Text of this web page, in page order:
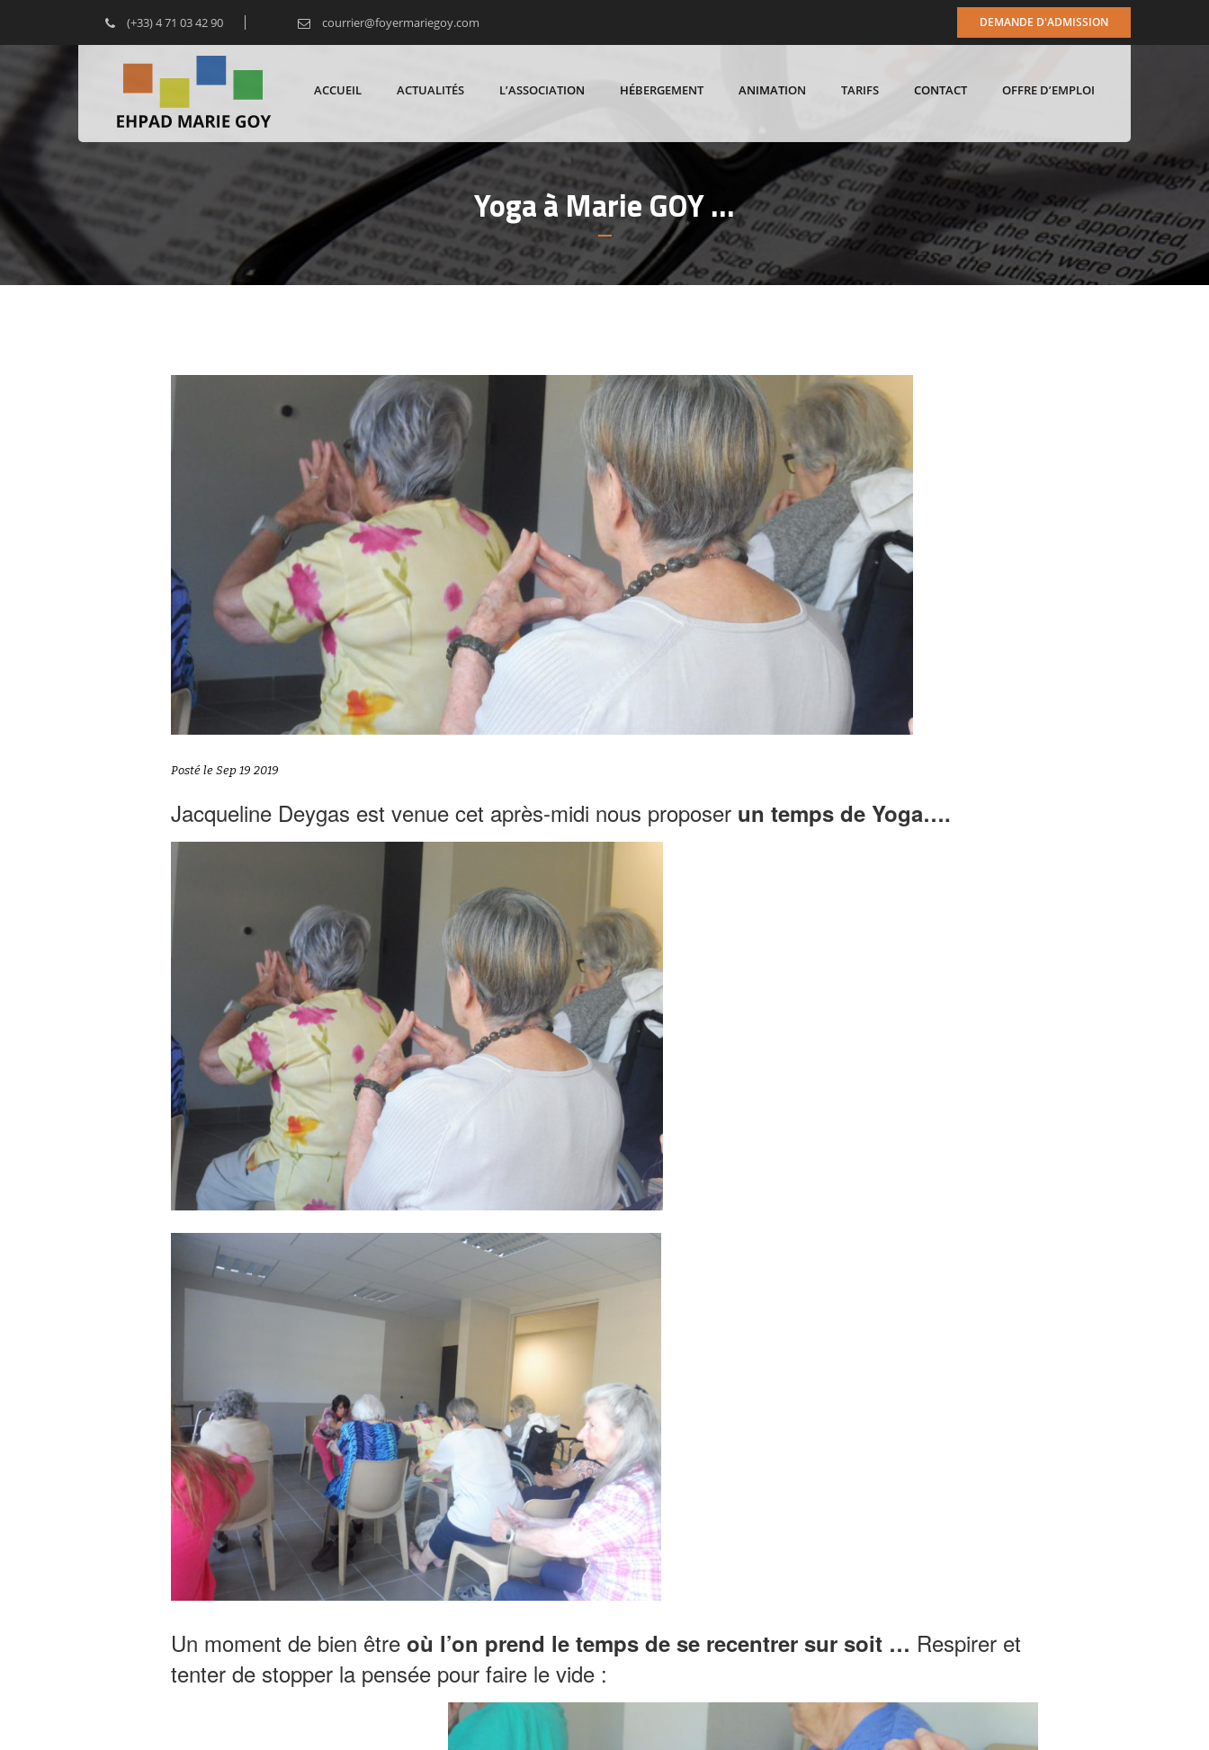
(+33) 4 71 03 42 90 courrier@foyermariegoy.com DEMANDE D'ADMISSION
ACCUEIL ACTUALITÉS L’ASSOCIATION HÉBERGEMENT ANIMATION TARIFS CONTACT OFFRE D’EMPLOI
Yoga à Marie GOY …
Posté le Sep 19 2019
Jacqueline Deygas est venue cet après-midi nous proposer un temps de Yoga….
Un moment de bien être où l’on prend le temps de se recentrer sur soit … Respirer et
tenter de stopper la pensée pour faire le vide :